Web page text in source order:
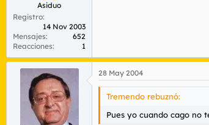
Asiduo
Registro
14 Nov 2003
Mensajes
652
Reacciones
1
28 May 2004
Tremendo rebuznó:
Pues yo cuando cago no